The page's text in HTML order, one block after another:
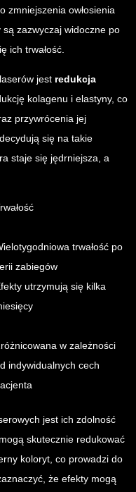
zmniejszenia owłosienia
zazwyczaj widoczne po
ich trwałość.
jest redukcja
kolagenu i elastyny, co
przywrócenia jej
się na takie
staje się jędrniejsza, a
trwałość po
zabiegów
utrzymują się kilka
w zależności
indywidualnych cech
jest ich zdolność
skutecznie redukować
koloryt, co prowadzi do
że efekty mogą